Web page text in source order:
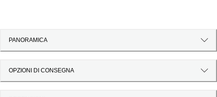
PANORAMICA
OPZIONI DI CONSEGNA